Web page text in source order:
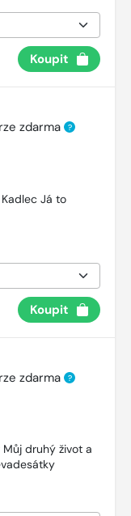
Koupit
zdarma ?
Já to
Koupit
zdarma ?
Můj druhý život a